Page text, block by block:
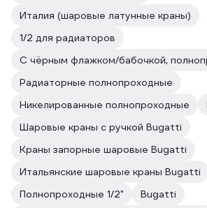
Италия (шаровые латунные краны)
1/2 для радиаторов
С чёрным флажком/бабочкой,
Радиаторные полнопроходные
Никелированные полнопроходные
Шаровые краны с ручкой Bugatti
Краны запорные шаровые Bugatti
Итальянские шаровые краны Bugatti
Полнопроходные 1/2"
Bugatti